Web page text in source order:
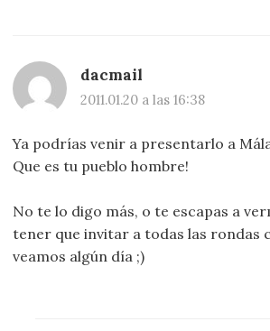
dacmail
2011.01.20 a las 16:38
Ya podrías venir a presentarlo a
Que es tu pueblo hombre!
No te lo digo más, o te escapas a
tener que invitar a todas las rondas
veamos algún día ;)